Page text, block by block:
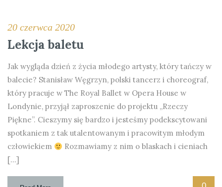
20 czerwca 2020
Lekcja baletu
Jak wygląda dzień z życia młodego artysty, który tańczy w
balecie? Stanisław Węgrzyn, polski tancerz i choreograf,
który pracuje w The Royal Ballet w Opera House w
Londynie, przyjął zaproszenie do projektu „Rzeczy
Piękne”. Cieszymy się bardzo i jesteśmy podekscytowani
spotkaniem z tak utalentowanym i pracowitym młodym
człowiekiem
Rozmawiamy z nim o blaskach i cieniach
[…]